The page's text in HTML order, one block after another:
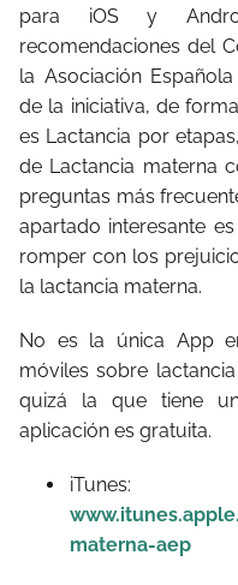
para iOS y
recomendaciones del
la Asociación
de la iniciativa, de
es Lactancia por
de Lactancia materna
preguntas más
apartado interesante
romper con los
la lactancia materna.
No es la única App
móviles sobre
quizá la que tiene
aplicación es gratuita.
iTunes:
materna-aep